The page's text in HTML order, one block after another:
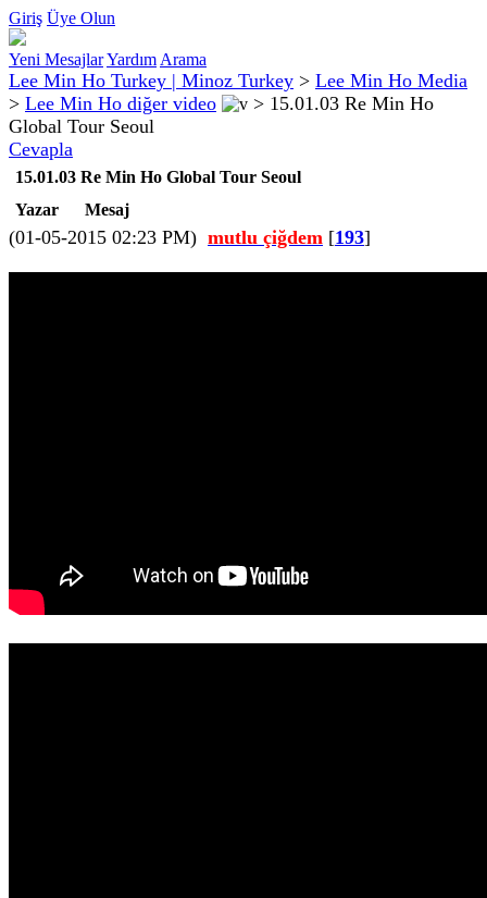
Giriş Üye Olun
Yeni MesajlarYardım Arama
Lee Min Ho Turkey | Minoz Turkey > Lee Min Ho Media
> Lee Min Ho diğer video > 15.01.03 Re Min Ho
Global Tour Seoul
Cevapla
15.01.03 Re Min Ho Global Tour Seoul
Yazar
Mesaj
(01-05-2015 02:23 PM) mutlu çiğdem [193]